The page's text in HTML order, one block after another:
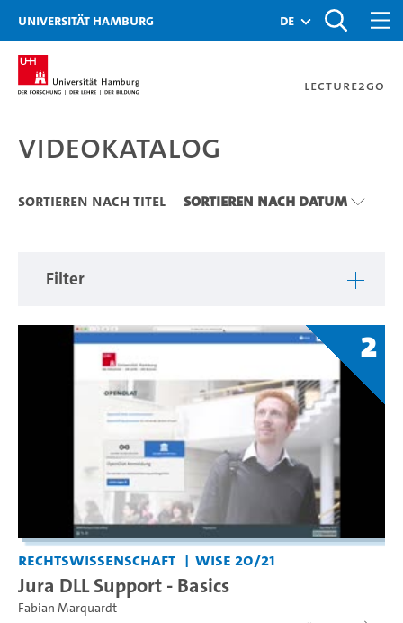
Zu den Filtern
Zur Metanavigation
Zur Hauptnavigation
Zur Suche
Zum Inhalt
Zum Seitenfuss
Universität Hamburg de
Lecture2Go
Videokatalog
Videokatalog
Sortieren nach Titel Sortieren nach Datum
Filter
2
Rechtswissenschaft WiSe 20/21
Jura DLL Support - Basics
Fabian Marquardt